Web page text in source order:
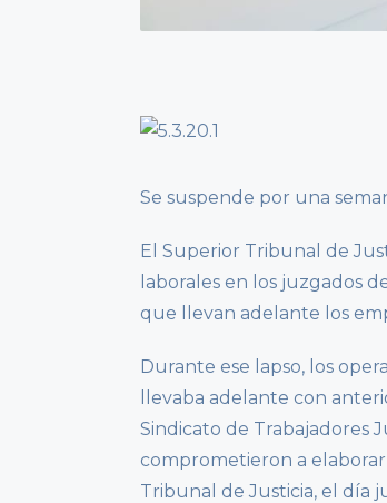
Se suspende por una
El Superior Tribunal de
laborales en los juzgados
que llevan adelante los
Durante ese lapso, los
llevaba adelante con
Sindicato de Trabajadores
comprometieron a
Tribunal de Justicia, el día